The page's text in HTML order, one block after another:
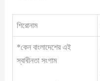
শিরোনাম
*কেন বাংলাদেশের এই
স্বাধীনতা সংগাম